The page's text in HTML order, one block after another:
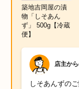
築地吉岡屋の漬
物「しそあん
ず」 500g【冷蔵
便】
店主か
しそあんずの